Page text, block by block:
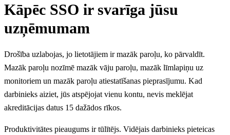
Kāpēc SSO ir svarīga jūsu
uzņēmumam
Drošība uzlabojas, jo lietotājiem ir mazāk paroļu, ko pārvaldīt.
Mazāk paroļu nozīmē mazāk vāju paroļu, mazāk līmlapiņu uz
monitoriem un mazāk paroļu atiestatīšanas pieprasījumu. Kad
darbinieks aiziet, jūs atspējojat vienu kontu, nevis meklējat
akreditācijas datus 15 dažādos rīkos.
Produktivitātes pieaugums ir tūlītējs. Vidējais darbinieks pieteicas